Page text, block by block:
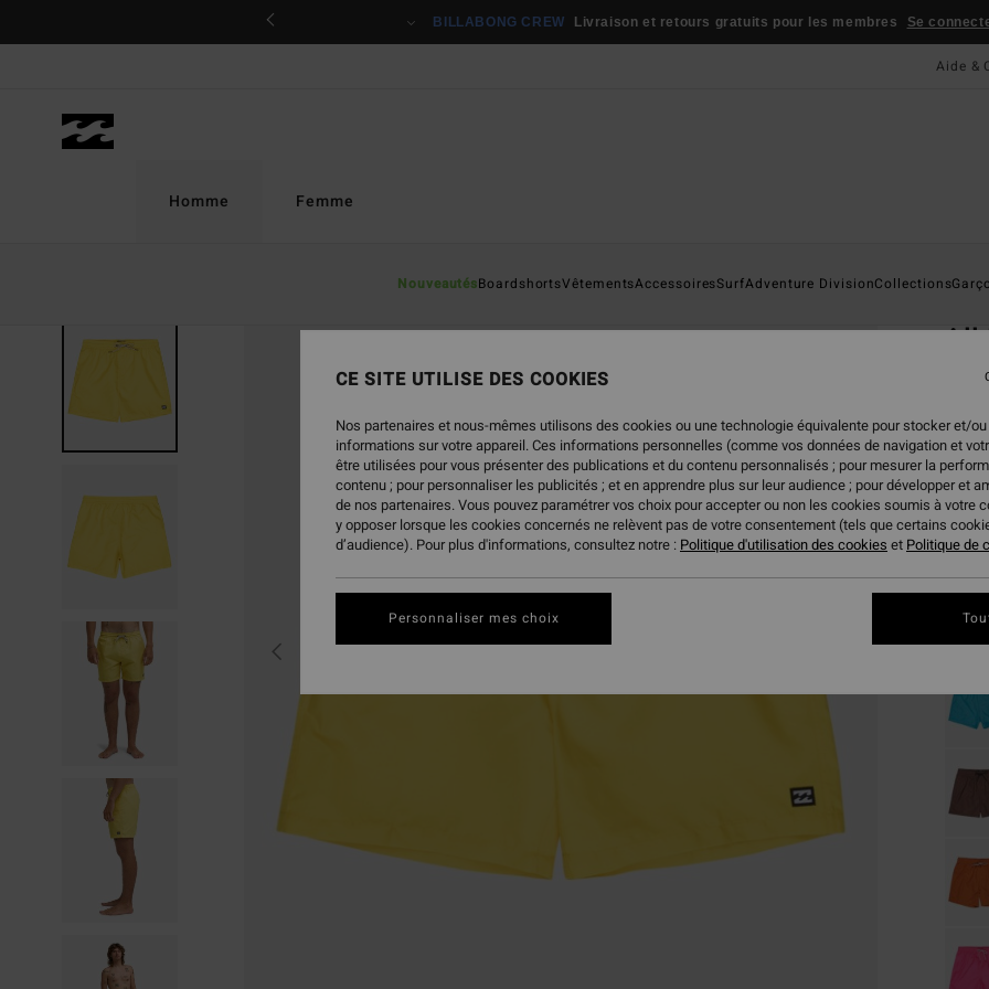
BILLABONG CREW Livraison et retours gratuits pour les membres Se
Aide &
Homme
NouveautésBoardshortsVêtementsAccessoiresSurfAdventure DivisionCollections
Femme
All
ECO-
CE SITE UTILISE DES COOKIES
Nos partenaires et nous-mêmes utilisons des cookies ou une technologie équivalente pour stocker et/
informations sur votre appareil. Ces informations personnelles (comme vos données de navigation et
être utilisées pour vous présenter des publications et du contenu personnalisés ; pour mesurer la
contenu ; pour personnaliser les publicités ; et en apprendre plus sur leur audience ; pour développer et
de nos partenaires. Vous pouvez paramétrer vos choix pour accepter ou non les cookies soumis à votre
y opposer lorsque les cookies concernés ne relèvent pas de votre consentement (tels que certains
d’audience). Pour plus d'informations, consultez notre : Politique d'utilisation des cookies et Politique de
Personnaliser mes choix